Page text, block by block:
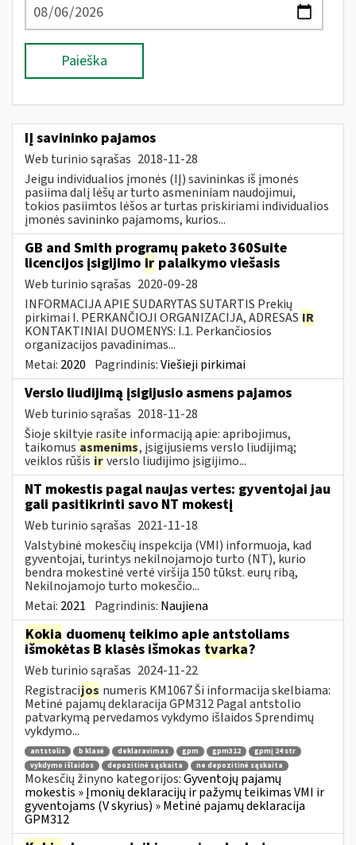
Paieška
IĮ savininko pajamos
Web turinio sąrašas 2018-11-28
Jeigu individualios įmonės (IĮ) savininkas iš įmonės
pasiima dalį lėšų ar turto asmeniniam naudojimui,
tokios pasiimtos lėšos ar turtas priskiriami individualios
įmonės savininko pajamoms, kurios...
GB and Smith programų paketo 360Suite
licencijos įsigijimo ir palaikymo viešasis
Web turinio sąrašas 2020-09-28
INFORMACIJA APIE SUDARYTAS SUTARTIS Prekių
pirkimai I. PERKANČIOJI ORGANIZACIJA, ADRESAS IR
KONTAKTINIAI DUOMENYS: I.1. Perkančiosios
organizacijos pavadinimas...
Metai: 2020 Pagrindinis:Viešieji pirkimai
Verslo liudijimą įsigijusio asmens pajamos
Web turinio sąrašas 2018-11-28
Šioje skiltyje rasite informaciją apie: apribojimus,
taikomus asmenims, įsigijusiems verslo liudijimą;
veiklos rūšisirverslo liudijimo įsigijimo...
NT mokestis pagal naujas vertes: gyventojai jau
gali pasitikrinti savo NT mokestį
Web turinio sąrašas 2021-11-18
Valstybinė mokesčių inspekcija (VMI) informuoja, kad
gyventojai, turintys nekilnojamojo turto (NT), kurio
bendra mokestinė vertė viršija 150 tūkst. eurų ribą,
Nekilnojamojo turto mokesčio...
Metai: 2021 Pagrindinis: Naujiena
Kokia duomenų teikimo apie antstoliams
išmokėtas B klasės išmokas tvarka?
Web turinio sąrašas 2024-11-22
Registracijos numeris KM1067 Ši informacija skelbiama:
Metinė pajamų deklaracija GPM312 Pagal antstolio
patvarkymą pervedamos vykdymo išlaidos Sprendimų
vykdymo...
antstolis b klasė deklaravimas gpm gpm312
gpmį 24 str
vykdymo išlaidos
depozitinė sąskaita ne depozitinė sąskaita
Mokesčių žinyno kategorijos:Gyventojų pajamų
mokestis » Įmonių deklaracijų ir pažymų teikimas VMI ir
gyventojams (V skyrius) » Metinė pajamų deklaracija
GPM312